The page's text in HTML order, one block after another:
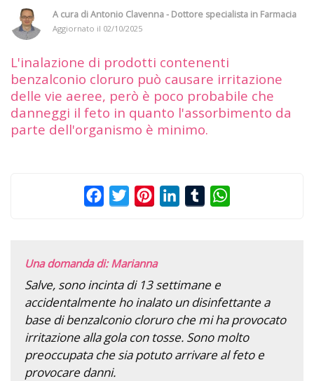
A cura diAntonio Clavenna - Dottore specialista in Farmacia
Aggiornato il 02/10/2025
L'inalazione di prodotti contenenti
benzalconio cloruro può causare irritazione
delle vie aeree, però è poco probabile che
danneggi il feto in quanto l'assorbimento da
parte dell'organismo è minimo.
FacebookTwitterPinterestLinkedInTumblr
Una domanda di: Marianna
Salve, sono incinta di 13 settimane e
accidentalmente ho inalato un disinfettante a
base di benzalconio cloruro che mi ha provocato
irritazione alla gola con tosse. Sono molto
preoccupata che sia potuto arrivare al feto e
provocare danni.